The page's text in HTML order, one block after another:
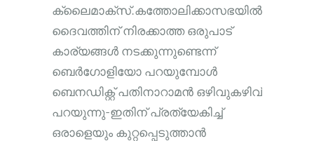
ക്ലൈമാക്സ്.കത്തോലിക്കാസഭയിൽ
ദൈവത്തിന് നിരക്കാത്ത ഒരുപാട്
കാര്യങ്ങൾ നടക്കുന്നുണ്ടെന്ന്
ബെർഗോളിയോ പറയുമ്പോൾ
ബെനഡിക്റ്റ് പതിനാറാമൻ ഒഴിവുകഴിവ്
പറയുന്നു-ഇതിന് പ്രത്യേകിച്ച്
ഒരാളെയും കുറ്റപ്പെടുത്താൻ